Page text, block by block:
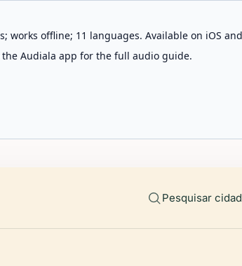
works offline; 11 languages. Available on iOS
Audiala app for the full audio guide.
Pesquisar